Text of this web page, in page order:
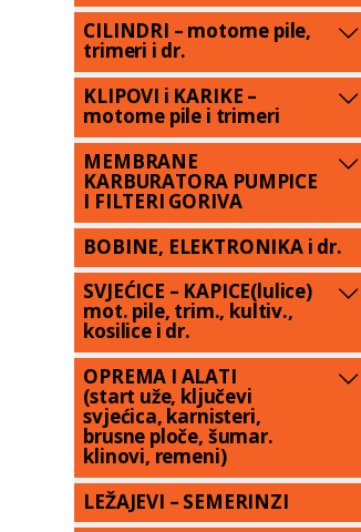
CILINDRI – motorne pile,
trimeri i dr.
KLIPOVI i KARIKE –
motorne pile i trimeri
MEMBRANE
KARBURATORA PUMPICE
I FILTERI GORIVA
BOBINE, ELEKTRONIKA i dr.
SVJEĆICE – KAPICE(lulice)
mot. pile, trim., kultiv.,
kosilice i dr.
OPREMA I ALATI
(start uže, ključevi
svjećica, karnisteri,
brusne ploče, šumar.
klinovi, remeni)
LEŽAJEVI – SEMERINZI